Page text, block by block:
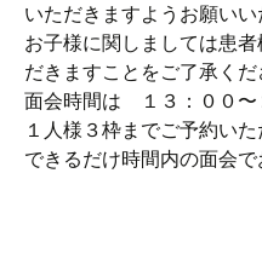
いただきますようお願いい
お子様に関しましては患
だきますことをご了承くだ
面会時間は １３：００〜
１人様３枠までご予約いた
できるだけ時間内の面会で